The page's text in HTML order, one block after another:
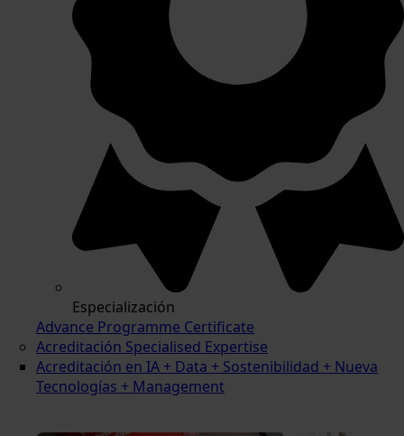
Especialización
Advance Programme Certificate
Acreditación Specialised Expertise
Acreditación en IA + Data + Sostenibilidad + Nueva
Tecnologías + Management